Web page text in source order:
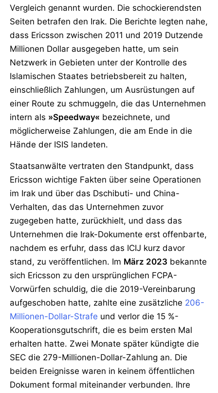
Vergleich genannt wurden. Die schockierendsten
Seiten betrafen den Irak. Die Berichte legten nahe,
dass Ericsson zwischen 2011 und 2019 Dutzende
Millionen Dollar ausgegeben hatte, um sein
Netzwerk in Gebieten unter der Kontrolle des
Islamischen Staates betriebsbereit zu halten,
einschließlich Zahlungen, um Ausrüstungen auf
einer Route zu schmuggeln, die das Unternehmen
intern als »Speedway« bezeichnete, und
möglicherweise Zahlungen, die am Ende in die
Hände der ISIS landeten.
Staatsanwälte vertraten den Standpunkt, dass
Ericsson wichtige Fakten über seine Operationen
im Irak und über das Dschibuti- und China-
Verhalten, das das Unternehmen zuvor
zugegeben hatte, zurückhielt, und dass das
Unternehmen die Irak-Dokumente erst offenbarte,
nachdem es erfuhr, dass das ICIJ kurz davor
stand, zu veröffentlichen. Im März 2023 bekannte
sich Ericsson zu den ursprünglichen FCPA-
Vorwürfen schuldig, die die 2019-Vereinbarung
aufgeschoben hatte, zahlte eine zusätzliche 206-
Millionen-Dollar-Strafe und verlor die 15 %-
Kooperationsgutschrift, die es beim ersten Mal
erhalten hatte. Zwei Monate später kündigte die
SEC die 279-Millionen-Dollar-Zahlung an. Die
beiden Ereignisse waren in keinem öffentlichen
Dokument formal miteinander verbunden. Ihre